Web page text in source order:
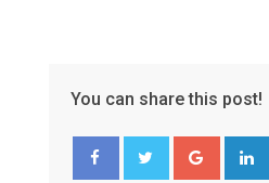
You can share this post!
Google+